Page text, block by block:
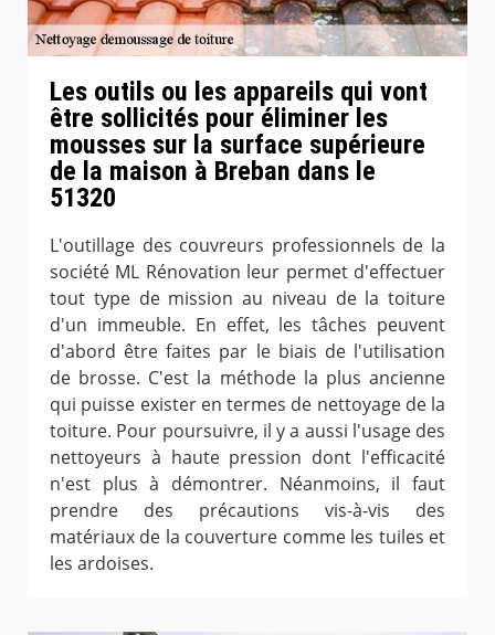
Les outils ou les appareils qui vont
être sollicités pour éliminer les
mousses sur la surface supérieure
de la maison à Breban dans le
51320
L'outillage des couvreurs professionnels de la
société ML Rénovation leur permet d'effectuer
tout type de mission au niveau de la toiture
d'un immeuble. En effet, les tâches peuvent
d'abord être faites par le biais de l'utilisation
de brosse. C'est la méthode la plus ancienne
qui puisse exister en termes de nettoyage de la
toiture. Pour poursuivre, il y a aussi l'usage des
nettoyeurs à haute pression dont l'efficacité
n'est plus à démontrer. Néanmoins, il faut
prendre des précautions vis-à-vis des
matériaux de la couverture comme les tuiles et
les ardoises.